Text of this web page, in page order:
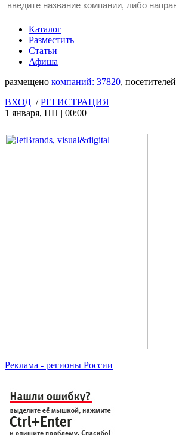
Каталог
Разместить
Статьи
Афиша
размещено компаний: 37820, посетителей
ВХОД /РЕГИСТРАЦИЯ
1 января, ПН | 00:00
Реклама - регионы России